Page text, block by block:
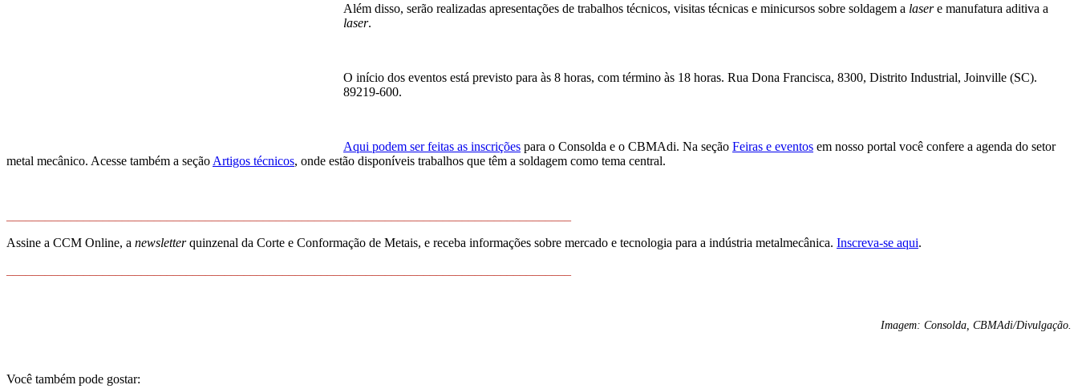
Além disso, serão realizadas apresentações de trabalhos técnicos, visitas técnicas e minicursos sobre soldagem a lasere manufatura aditiva a
laser.
O início dos eventos está previsto para às 8 horas, com término às 18 horas. Rua Dona Francisca, 8300, Distrito Industrial, Joinville (SC).
89219-600.
Aqui podem ser feitas as inscrições para o Consolda e o CBMAdi. Na seção Feiras e eventos em nosso portal você confere a agenda do setor
metal mecânico. Acesse também a seção Artigos técnicos, onde estão disponíveis trabalhos que têm a soldagem como tema central.
Assine a CCM Online, a newsletterquinzenal da Corte e Conformação de Metais, e receba informações sobre mercado e tecnologia para a indústria metalmecânica. Inscreva-se aqui.
Imagem: Consolda, CBMAdi/Divulgação.
Você também pode gostar: